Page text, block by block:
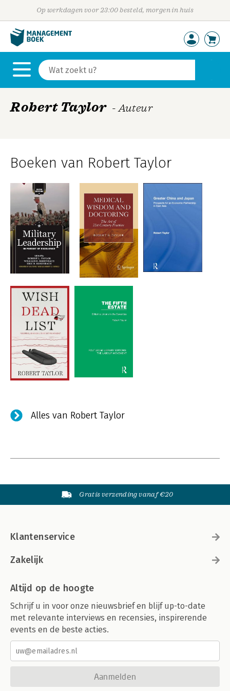
Op werkdagen voor 23:00 besteld, morgen in huis
Robert Taylor - Auteur
Boeken van Robert Taylor
Alles van Robert Taylor
Gratis verzending vanaf €20
Klantenservice
Zakelijk
Altijd op de hoogte
Schrijf u in voor onze nieuwsbrief en blijf up-to-date
met relevante interviews en recensies, inspirerende
events en de beste acties.
Aanmelden